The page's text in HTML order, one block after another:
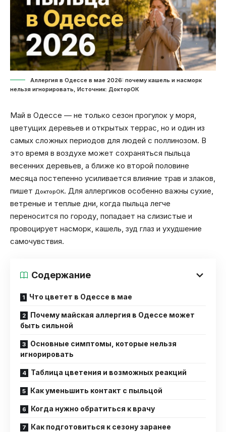
Аллергия в Одессе в мае 2026: почему кашель и насморк
нельзя игнорировать, Источник: ДокторОК
Май в Одессе — не только сезон прогулок у моря,
цветущих деревьев и открытых террас, но и один из
самых сложных периодов для людей с поллинозом. В
это время в воздухе может сохраняться пыльца
весенних деревьев, а ближе ко второй половине
месяца постепенно усиливается влияние трав и злаков,
пишет ДокторОК. Для аллергиков особенно важны сухие,
ветреные и теплые дни, когда пыльца легче
переносится по городу, попадает на слизистые и
провоцирует насморк, кашель, зуд глаз и ухудшение
самочувствия.
Содержание
Что цветет в Одессе в мае
Почему майская аллергия в Одессе может
быть сильной
Основные симптомы, которые нельзя
игнорировать
Таблица цветения и возможных реакций
Как уменьшить контакт с пыльцой
Когда нужно обратиться к врачу
Как подготовиться к сезону заранее